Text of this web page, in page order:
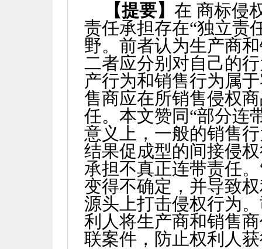
【提要】在 商标侵
责任承担存在“独立责
野。前者认为生产商
二者应分别对自己的
产行为和销售行为属
售商应在所销售侵权
任。本文赞同“部分连
意义上，一般的销售
结果促成型的间接侵
承担不真正连带责任
变得不确定，并导致
源头上打击侵权行为
利人将生产商和销售
联案件，防止权利人